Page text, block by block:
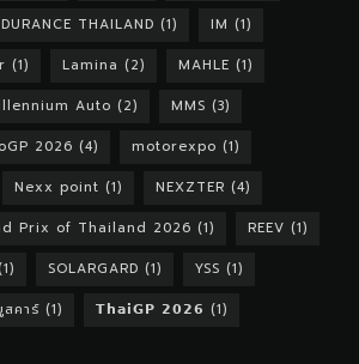
THAILAND (1) IM (1)
(1) Lamina (2) MAHLE (1)
Auto (2) MMS (3)
2026 (4) motorexpo (1)
Nexx point (1) NEXZTER (4)
Prix of Thailand 2026 (1) REEV (1)
SOLARGARD (1) YSS (1)
สคาร์ (1) 𝗧𝗵𝗮𝗶𝗚𝗣 𝟮𝟬𝟮𝟲 (1)